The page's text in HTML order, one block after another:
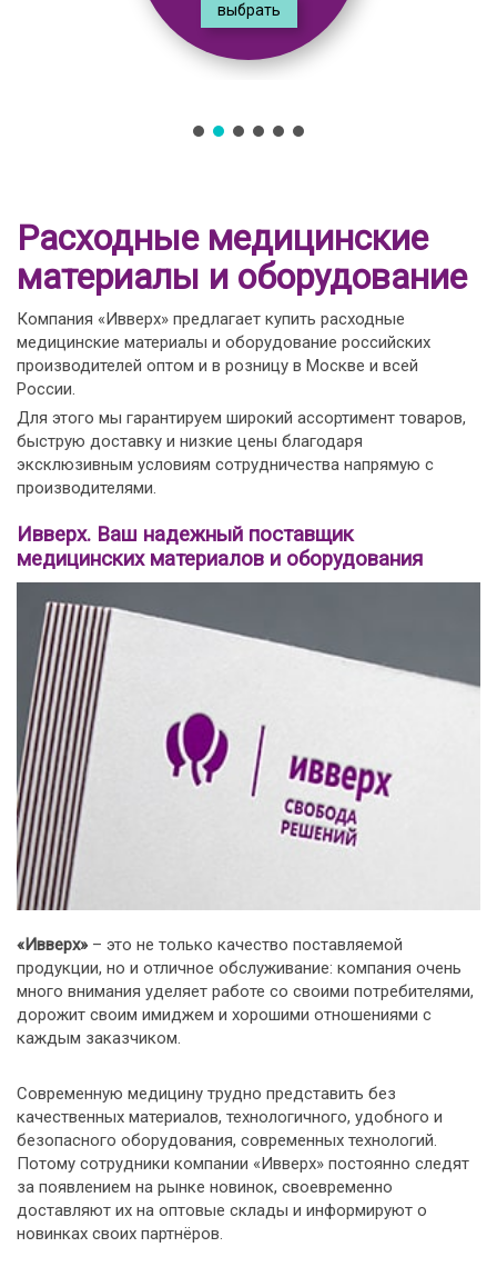
выбрать
Расходные медицинские
материалы и оборудование
Компания «Ивверх» предлагает купить расходные
медицинские материалы и оборудование российских
производителей оптом и в розницу в Москве и всей
России.
Для этого мы гарантируем широкий ассортимент товаров,
быструю доставку и низкие цены благодаря
эксклюзивным условиям сотрудничества напрямую с
производителями.
Ивверх. Ваш надежный поставщик
медицинских материалов и оборудования
«Ивверх»– это не только качество поставляемой
продукции, но и отличное обслуживание: компания очень
много внимания уделяет работе со своими потребителями,
дорожит своим имиджем и хорошими отношениями с
каждым заказчиком.
Современную медицину трудно представить без
качественных материалов, технологичного, удобного и
безопасного оборудования, современных технологий.
Потому сотрудники компании «Ивверх» постоянно следят
за появлением на рынке новинок, своевременно
доставляют их на оптовые склады и информируют о
новинках своих партнёров.